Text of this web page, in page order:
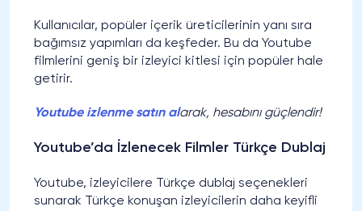
Kullanıcılar, popüler içerik üreticilerinin yanı sıra
bağımsız yapımları da keşfeder. Bu da Youtube
filmlerini geniş bir izleyici kitlesi için popüler hale
getirir.
Youtube izlenme satın alarak, hesabını güçlendir!
Youtube’da İzlenecek Filmler Türkçe Dublaj
Youtube, izleyicilere Türkçe dublaj seçenekleri
sunarak Türkçe konuşan izleyicilerin daha keyifli